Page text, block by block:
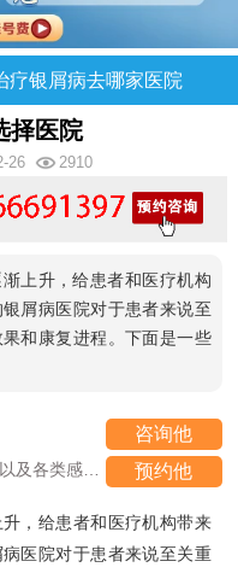
疗银屑病去哪家医院
择医院
26 2910
上升，给患者和医疗机构
屑病医院对于患者来说至
和康复进程。下面是一些
擅长：银屑病、痤疮、疣病以及各类感染性、过敏性皮肤病
咨询他
预约他
，给患者和医疗机构带来
医院对于患者来说至关重